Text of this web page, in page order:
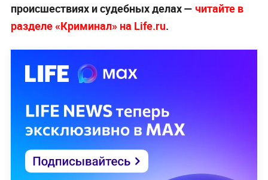
происшествиях и судебных делах — читайте в
разделе «Криминал» на Life.ru.